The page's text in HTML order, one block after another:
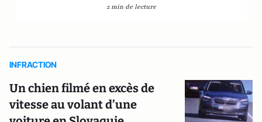
2 min de lecture
INFRACTION
Un chien filmé en excès de
vitesse au volant d’une